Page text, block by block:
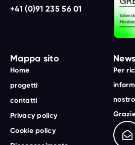
+41 (0)91 235 56 01
Mappa sito
Home
progetti
contatti
Privacy policy
Cookie policy
Per